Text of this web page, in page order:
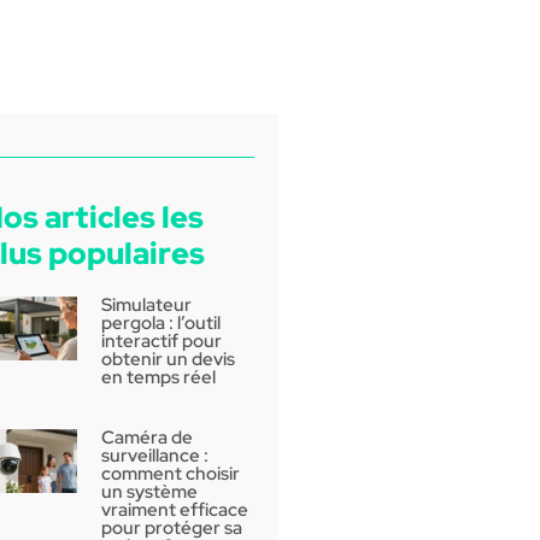
articles les
populaires
Simulateur
pergola : l’outil
interactif pour
obtenir un devis
en temps réel
Caméra de
surveillance :
comment choisir
un système
vraiment efficace
pour protéger sa